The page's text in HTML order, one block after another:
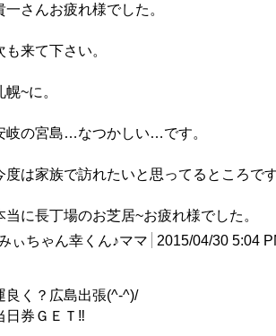
一さんお疲れ様でした。
も来て下さい。
幌~に。
岐の宮島…なつかしい…です。
度は家族で訪れたいと思ってるところで
当に長丁場のお芝居~お疲れ様でした。
ぃちゃん幸くん♪ママ
2015/04/30 5:04
良く？広島出張(^-^)/
日券ＧＥＴ‼︎